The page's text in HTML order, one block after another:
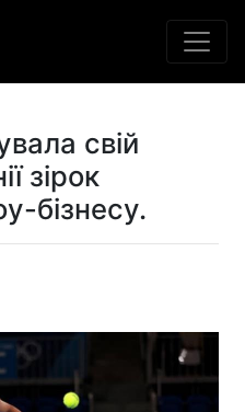
свій
зірок
бізнесу.